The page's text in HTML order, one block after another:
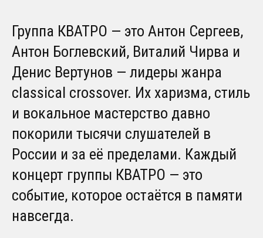
Группа КВАТРО — это Антон Сергеев,
Антон Боглевский, Виталий Чирва и
Денис Вертунов — лидеры жанра
classical crossover. Их харизма, стиль
и вокальное мастерство давно
покорили тысячи слушателей в
России и за её пределами. Каждый
концерт группы КВАТРО — это
событие, которое остаётся в памяти
навсегда.